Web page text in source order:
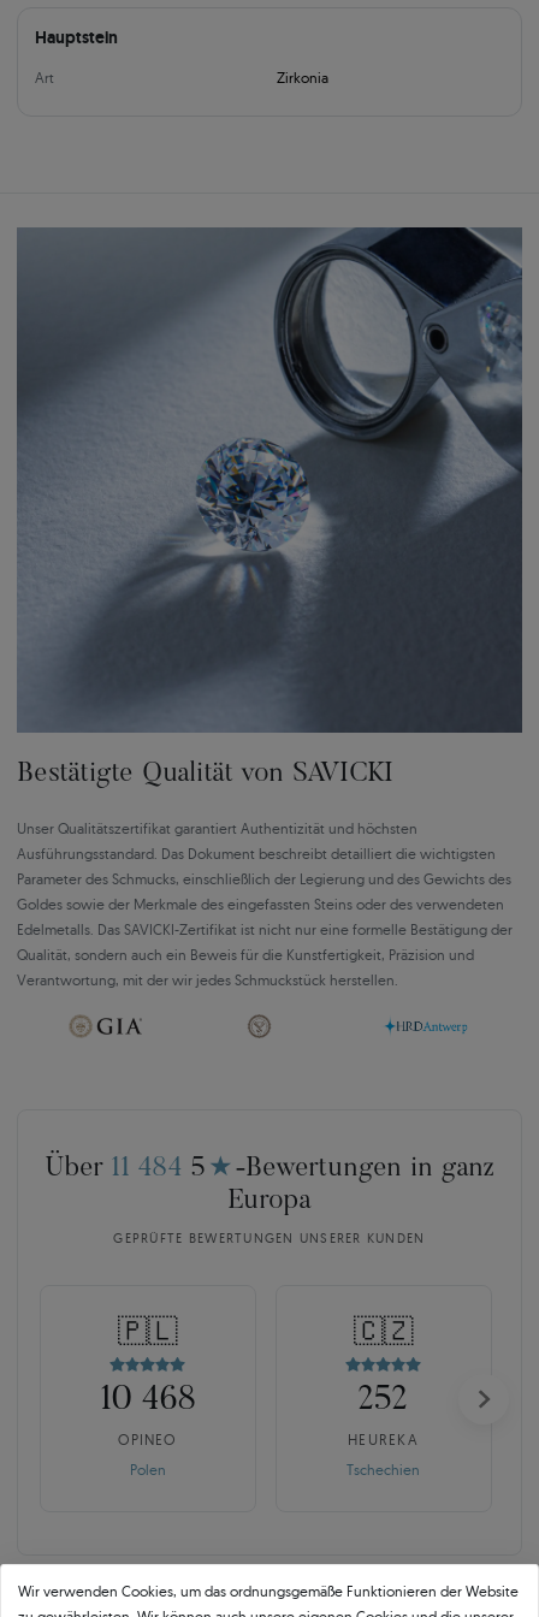
Hauptstein
Art Zirkonia
Bestätigte Qualität von SAVICKI
Unser Qualitätszertifikat garantiert Authentizität und höchsten
Ausführungsstandard. Das Dokument beschreibt detailliert die wichtigsten
Parameter des Schmucks, einschließlich der Legierung und des Gewichts des
Goldes sowie der Merkmale des eingefassten Steins oder des verwendeten
Edelmetalls. Das SAVICKI-Zertifikat ist nicht nur eine formelle Bestätigung der
Qualität, sondern auch ein Beweis für die Kunstfertigkeit, Präzision und
Verantwortung, mit der wir jedes Schmuckstück herstellen.
Über 11 484 5 ★ -Bewertungen in ganz
Europa
GEPRÜFTE BEWERTUNGEN UNSERER KUNDEN
🇵🇱
10 468
OPINEO
Polen
🇨🇿
252
HEUREKA
Tschechien
Wir verwenden Cookies, um das ordnungsgemäße Funktionieren der Website